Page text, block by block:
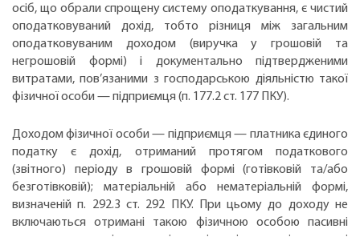
осіб, що обрали спрощену систему оподаткування, є чистий
оподатковуваний дохід, тобто різниця між загальним
оподатковуваним доходом (виручка у грошовій та
негрошовій формі) і документально підтвердженими
витратами, пов’язаними з господарською діяльністю такої
фізичної особи — підприємця (п. 177.2 ст. 177 ПКУ).
Доходом фізичної особи — підприємця — платника єдиного
податку є дохід, отриманий протягом податкового
(звітного) періоду в грошовій формі (готівковій та/або
безготівковій); матеріальній або нематеріальній формі,
визначеній п. 292.3 ст. 292 ПКУ. При цьому до доходу не
включаються отримані такою фізичною особою пасивні